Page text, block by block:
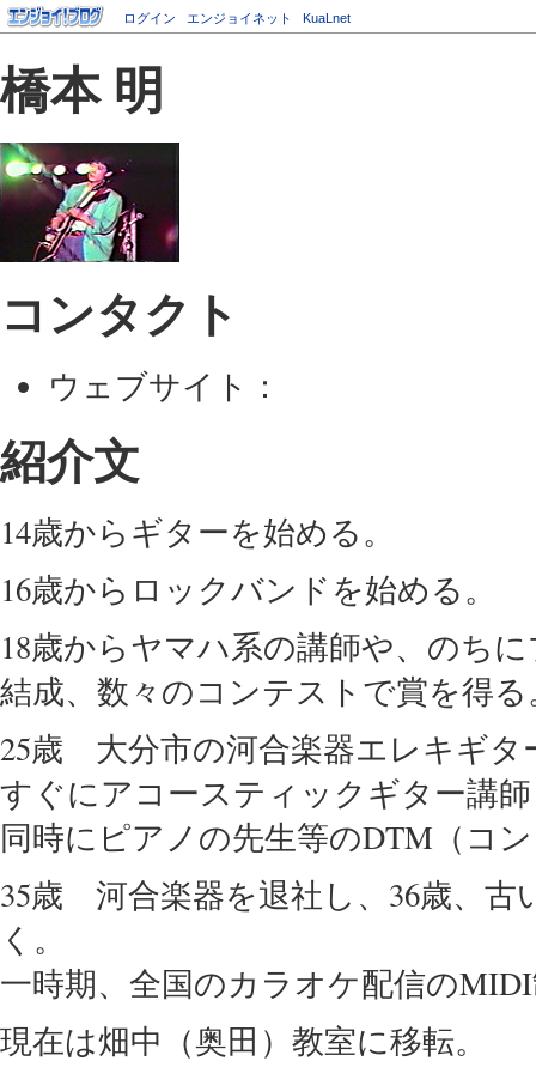
ログイン エンジョイネット KuaLnet
橋本 明
コンタクト
ウェブサイト：
紹介文
14歳からギターを始める。
16歳からロックバンドを始める。
18歳からヤマハ系の講師や、のち
結成、数々のコンテストで賞を得る
25歳 大分市の河合楽器エレキギタ
すぐにアコースティックギター講
同時にピアノの先生等のDTM（コ
35歳 河合楽器を退社し、36歳、古
く。
一時期、全国のカラオケ配信の
現在は畑中（奥田）教室に移転。